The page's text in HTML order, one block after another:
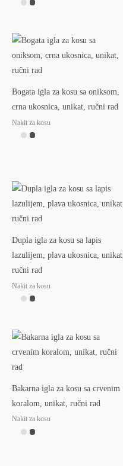
Bogata igla za kosu sa oniksom,
crna ukosnica, unikat, ručni rad
Nakit za kosu
Dupla igla za kosu sa lapis
lazulijem, plava ukosnica, unikat,
ručni rad
Nakit za kosu
Bakarna igla za kosu sa crvenim
koralom, unikat, ručni rad
Nakit za kosu